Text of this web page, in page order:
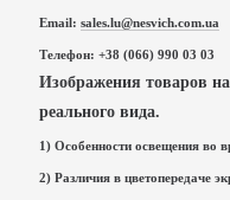
Email: sales.lu@nesvich.com.ua
Телефон: +38 (066) 990 03 03
Изображения товаров
реального вида.
1) Особенности освещения во
2) Различия в цветопередаче